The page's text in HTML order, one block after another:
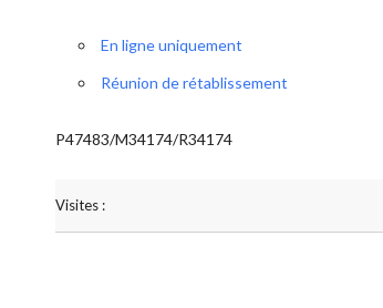
En ligne uniquement
Réunion de rétablissement
P47483/M34174/R34174
Visites :